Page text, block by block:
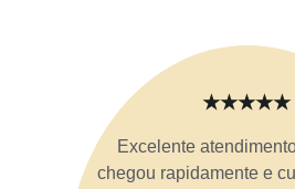
Excelente
chegou rapidamente e
★★★★★